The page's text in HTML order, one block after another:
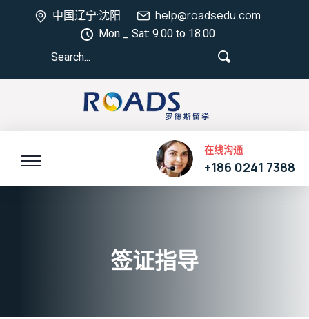
中国辽宁·沈阳 help@roadsedu.com
Mon _ Sat: 9.00 to 18.00
在线沟通
+186 0241 7388
签证指导